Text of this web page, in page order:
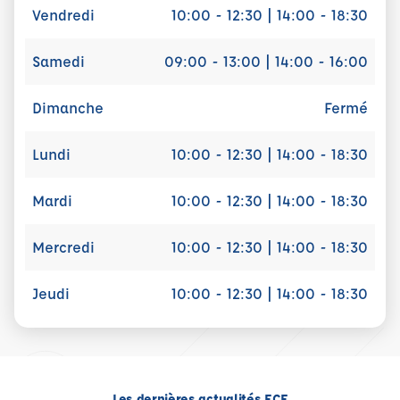
Vendredi 10:00 - 12:30 | 14:00 - 18:30
Samedi 09:00 - 13:00 | 14:00 - 16:00
Dimanche Fermé
Lundi 10:00 - 12:30 | 14:00 - 18:30
Mardi 10:00 - 12:30 | 14:00 - 18:30
Mercredi 10:00 - 12:30 | 14:00 - 18:30
Jeudi 10:00 - 12:30 | 14:00 - 18:30